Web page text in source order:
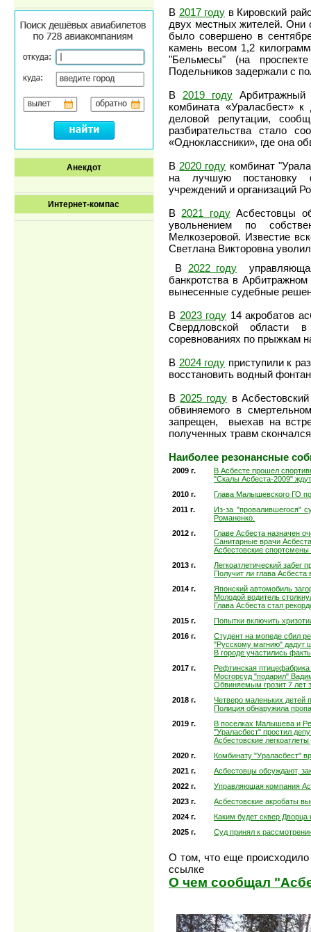
Анекдот
Интернет-компас
В 2017 году в Кировский
двух местных жителей. Они
было совершено в
камень весом 1,2
"Бельмесы" (на
Подельников задержали с
В 2019 годуАрбитражный
комбината «Ураласбест»
деловой репутации,
разбирательства стало
«Одноклассники», где она
В 2020 году комбинат
на лучшую постановку
учреждений и организаций
В 2021 году Асбестовцы
увольнением по
Мелкозеровой. Известие
Светлана Викторовна
В 2022 году
банкротства в
вынесенные судебные
В 2023 году 14 акробатов
Свердловской области
соревнованиях по прыжкам
В 2024 году приступили к
восстановить водный
В 2025 году в
обвиняемого в
запрещен, выехав на
полученных травм
Наиболее резонансные
2009 г.
В Асбесте прошел
"Скалы Асбеста-2009"
2010 г.
Глава Малышевского ГО
2011 г.
Из-за "провалившегося"
Романенко.
2012 г.
Главе Асбеста назначен
Санитарные врачи
Асбестовские
2013 г.
Легкоатлетический забег
Получит ли глава Асбеста
2014 г.
Японский автомобиль
Молодой водитель
Глава Асбеста стал
2015 г.
Попытки включить
2016 г.
Студент на мопеде сбил
"Русскому магнию" дадут
В городе участились
2017 г.
Рефтинская
Мосгорсуд "подарил"
Обвиняемым грозит 7 лет
2018 г.
Четверо маленьких детей
Полиция обнаружила
2019 г.
В поселках Малышева и
"Ураласбест" простил
Асбестовские
2020 г.
Комбинату "Ураласбест"
2021 г.
Асбестовцы обсуждают,
2022 г.
Управляющая компания
2023 г.
Асбестовские акробаты
2024 г.
Каким будет сквер Дворца
2025 г.
Суд принял к
О том, что еще происходило
ссылке
О чем сообщал